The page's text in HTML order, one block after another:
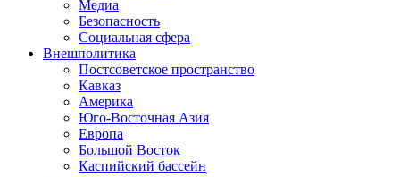
Медиа
Безопасность
Социальная сфера
Внешполитика
Постсоветское пространство
Кавказ
Америка
Юго-Восточная Азия
Европа
Большой Восток
Каспийский бассейн